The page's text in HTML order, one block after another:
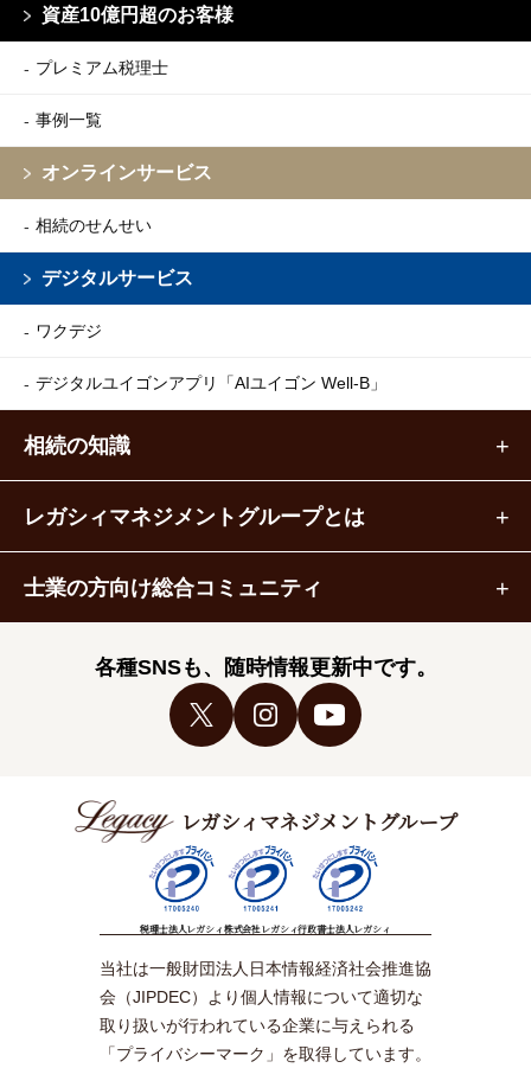
資産10億円超のお客様
プレミアム税理士
事例一覧
オンラインサービス
相続のせんせい
デジタルサービス
ワクデジ
デジタルユイゴンアプリ 「AIユイゴン Well-B」
相続の知識
レガシィマネジメントグループとは
士業の方向け総合コミュニティ
各種SNSも、随時情報更新中です。
レガシィマネジメントグループ
税理士法人レガシィ株式会社レガシィ行政書士法人レガシィ
当社は一般財団法人日本情報経済社会推進協
会（JIPDEC）より個人情報について適切な
取り扱いが行われている企業に与えられる
「プライバシーマーク」を取得しています。